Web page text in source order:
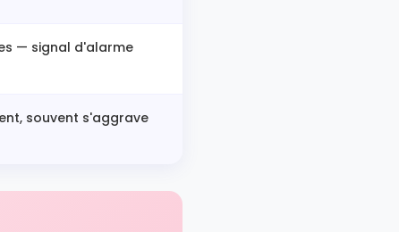
— signal d'alarme
souvent s'aggrave